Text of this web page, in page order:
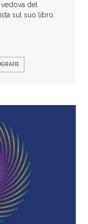
del
sul suo libro.